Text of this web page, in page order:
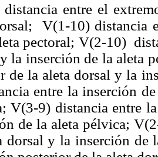
entre el
V(1-10) distancia
pectoral; V(2-10)
la inserción de la aleta
de la aleta dorsal y la
entre la inserción
V(3-9) distancia entre
de la aleta pélvica;
dorsal y la inserción de